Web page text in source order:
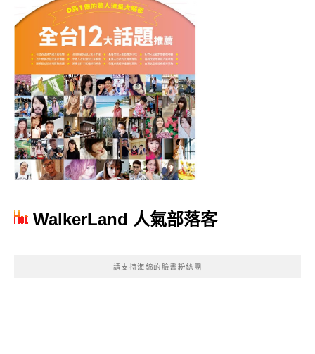
WalkerLand 人氣部落客
請支持海綿的臉書粉絲團